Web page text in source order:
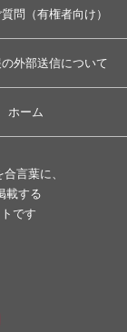
問（有権者向け）
外部送信について
ホーム
言葉に、
載する
です